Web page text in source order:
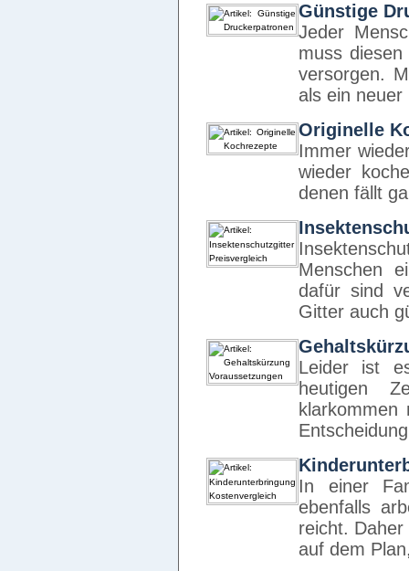
Günstige
Jeder
muss
versorgen.
als ein
Originelle
Immer
wieder
denen fällt
Menschen
dafür sind
Gitter auch
Leider ist
heutigen
In einer
ebenfalls
reicht.
auf dem